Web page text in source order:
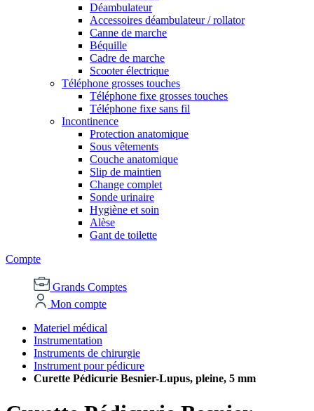
Déambulateur
Accessoires déambulateur / rollator
Canne de marche
Béquille
Cadre de marche
Scooter électrique
Téléphone grosses touches
Téléphone fixe grosses touches
Téléphone fixe sans fil
Incontinence
Protection anatomique
Sous vêtements
Couche anatomique
Slip de maintien
Change complet
Sonde urinaire
Hygiène et soin
Alèse
Gant de toilette
Compte
Grands Comptes
Mon compte
Materiel médical
Instrumentation
Instruments de chirurgie
Instrument pour pédicure
Curette Pédicurie Besnier-Lupus, pleine, 5 mm